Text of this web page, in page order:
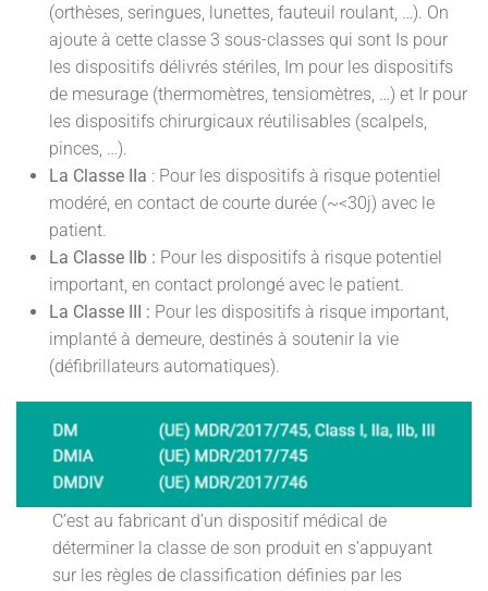
(orthèses, seringues, lunettes, fauteuil roulant, …). On
ajoute à cette classe 3 sous-classes qui sont Is pour
les dispositifs délivrés stériles, Im pour les dispositifs
de mesurage (thermomètres, tensiomètres, …) et Ir pour
les dispositifs chirurgicaux réutilisables (scalpels,
pinces, …).
La Classe IIa : Pour les dispositifs à risque potentiel
modéré, en contact de courte durée (~<30j) avec le
patient.
La Classe IIb : Pour les dispositifs à risque potentiel
important, en contact prolongé avec le patient.
La Classe III : Pour les dispositifs à risque important,
implanté à demeure, destinés à soutenir la vie
(défibrillateurs automatiques).
C’est au fabricant d’un dispositif médical de
déterminer la classe de son produit en s’appuyant
sur les règles de classification définies par les